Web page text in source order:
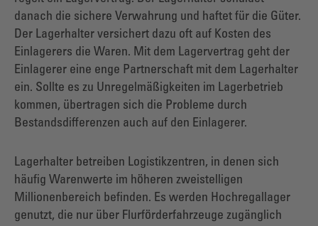
danach die sichere Verwahrung und haftet für die Güter.
Der Lagerhalter versichert dazu oft auf Kosten des
Einlagerers die Waren. Mit dem Lagervertrag geht der
Einlagerer eine enge Partnerschaft mit dem Lagerhalter
ein. Sollte es zu Unregelmäßigkeiten im Lagerbetrieb
kommen, übertragen sich die Probleme durch
Bestandsdifferenzen auch auf den Einlagerer.
Lagerhalter betreiben Logistikzentren, in denen sich
häufig Warenwerte im höheren zweistelligen
Millionenbereich befinden. Es werden Hochregallager
genutzt, die nur über Flurförderfahrzeuge zugänglich